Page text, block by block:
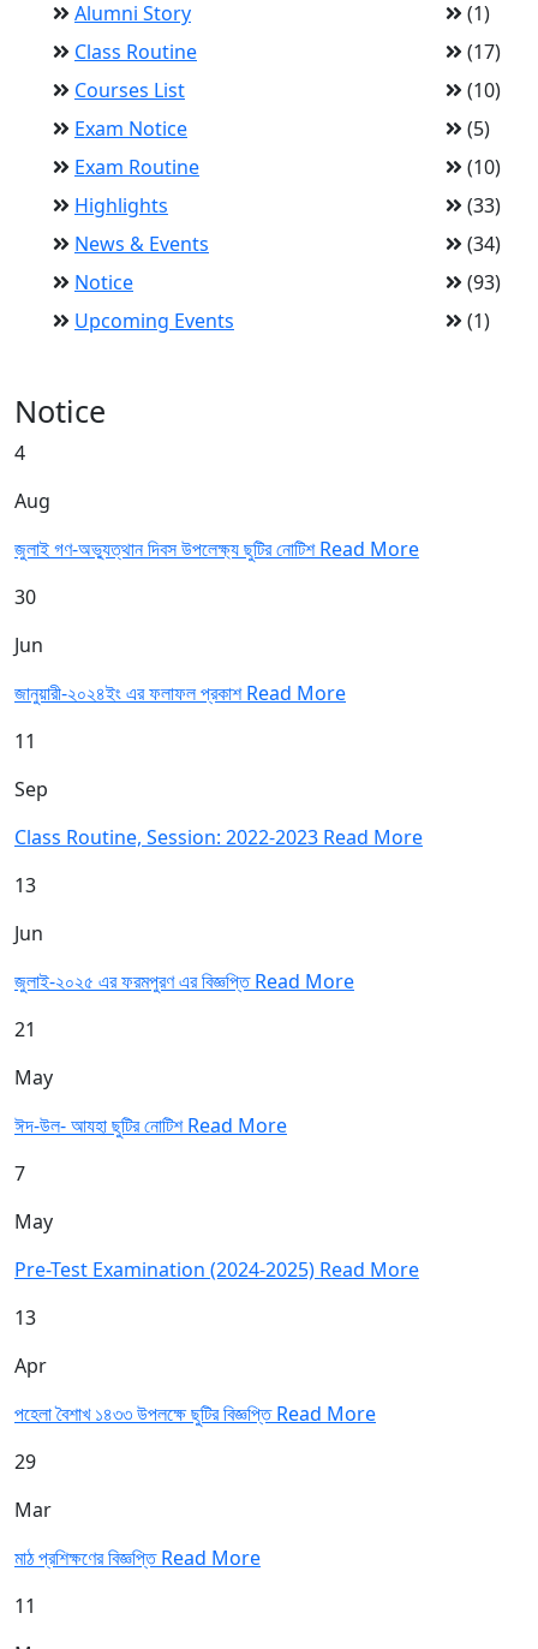
Alumni Story
(1)
Class Routine
(17)
Courses List
(10)
Exam Notice
(5)
Exam Routine
(10)
Highlights
(33)
News & Events
(34)
Notice
(93)
Upcoming Events
(1)
Notice
4
Aug
জুলাই গণ-অভ্যুত্থান দিবস উপলেক্ষ্য ছুটির নোটিশRead More
30
Jun
জানুয়ারী-২০২৪ইং এর ফলাফল প্রকাশRead More
11
Sep
Class Routine, Session: 2022-2023 Read More
13
Jun
জুলাই-২০২৫ এর ফরমপুরণ এর বিজ্ঞপ্তিRead More
21
May
ঈদ-উল- আযহা ছুটির নোটিশRead More
7
May
Pre-Test Examination (2024-2025) Read More
13
Apr
পহেলা বৈশাখ ১৪৩৩ উপলক্ষে ছুটির বিজ্ঞপ্তিRead More
29
Mar
মাঠ প্রশিক্ষণের বিজ্ঞপ্তিRead More
11